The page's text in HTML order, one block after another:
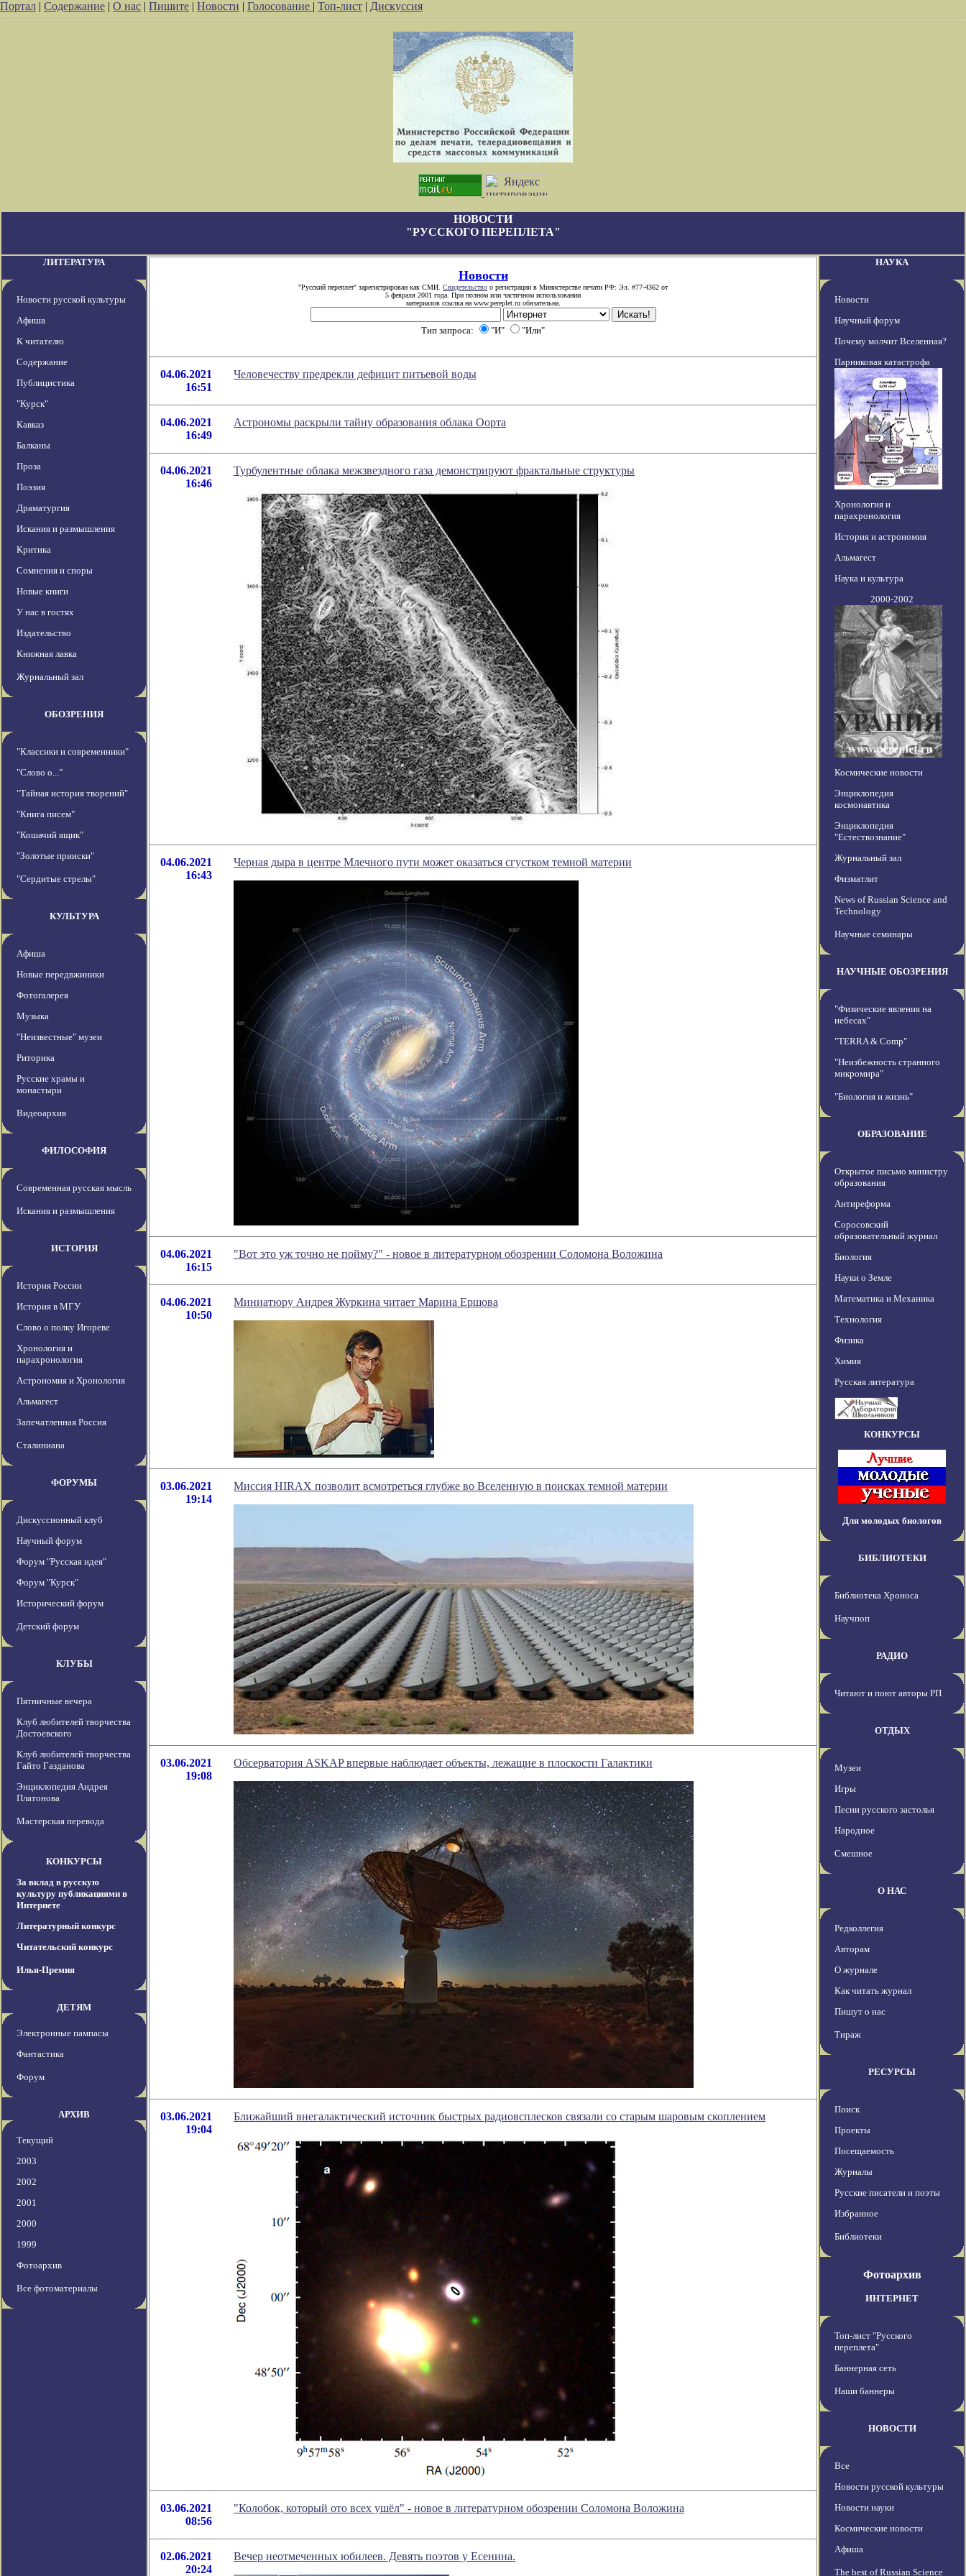
Портал | Содержание | О нас | Пишите | Новости | Голосование | Топ-лист | Дискуссия
НОВОСТИ
"РУССКОГО ПЕРЕПЛЕТА"
ЛИТЕРАТУРА
Новости русской культуры
Афиша
К читателю
Содержание
Публицистика
"Курск"
Кавказ
Балканы
Проза
Поэзия
Драматургия
Искания и размышления
Критика
Сомнения и споры
Новые книги
У нас в гостях
Издательство
Книжная лавка
Журнальный зал
ОБОЗРЕНИЯ
"Классики и современники"
"Слово о..."
"Тайная история творений"
"Книга писем"
"Кошачий ящик"
"Золотые прииски"
"Сердитые стрелы"
КУЛЬТУРА
Афиша
Новые передвжиники
Фотогалерея
Музыка
"Неизвестные" музеи
Риторика
Русские храмы и
монастыри
Видеоархив
ФИЛОСОФИЯ
Современная русская мысль
Искания и размышления
ИСТОРИЯ
История России
История в МГУ
Слово о полку Игореве
Хронология и
парахронология
Астрономия и Хронология
Альмагест
Запечатленная Россия
Сталиниана
ФОРУМЫ
Дискуссионный клуб
Научный форум
Форум "Русская идея"
Форум "Курск"
Исторический форум
Детский форум
КЛУБЫ
Пятничные вечера
Клуб любителей творчества
Достоевского
Клуб любителей творчества
Гайто Газданова
Энциклопедия Андрея
Платонова
Мастерская перевода
КОНКУРСЫ
За вклад в русскую
культуру публикациями в
Интернете
Литературный конкурс
Читательский конкурс
Илья-Премия
ДЕТЯМ
Электронные пампасы
Фантастика
Форум
АРХИВ
Текущий
2003
2002
2001
2000
1999
Фотоархив
Все фотоматериалы
Новости
"Русский переплет" зарегистрирован как СМИ. Свидетельство о регистрации в Министерстве печати РФ: Эл. #77-4362 от
5 февраля 2001 года. При полном или частичном использовании
материалов ссылка на www.pereplet.ru обязательна.
Тип запроса: "И" "Или"
04.06.2021
16:51
Человечеству предрекли дефицит питьевой воды
04.06.2021
16:49
Астрономы раскрыли тайну образования облака Оорта
04.06.2021
16:46
Турбулентные облака межзвездного газа демонстрируют фрактальные структуры
04.06.2021
16:43
Черная дыра в центре Млечного пути может оказаться сгустком темной материи
04.06.2021
16:15
"Вот это уж точно не пойму?" - новое в литературном обозрении Соломона Воложина
04.06.2021
10:50
Миниатюру Андрея Журкина читает Марина Ершова
03.06.2021
19:14
Миссия HIRAX позволит всмотреться глубже во Вселенную в поисках темной материи
03.06.2021
19:08
Обсерватория ASKAP впервые наблюдает объекты, лежащие в плоскости Галактики
03.06.2021
19:04
Ближайший внегалактический источник быстрых радиовсплесков связали со старым шаровым скоплением
03.06.2021
08:56
"Колобок, который ото всех ушёл" - новое в литературном обозрении Соломона Воложина
02.06.2021
20:24
Вечер неотмеченных юбилеев. Девять поэтов у Есенина.
НАУКА
Новости
Научный форум
Почему молчит Вселенная?
Парниковая катастрофа
Хронология и
парахронология
История и астрономия
Альмагест
Наука и культура
2000-2002
Космические новости
Энциклопедия
космонавтика
Энциклопедия
"Естествознание"
Журнальный зал
Физматлит
News of Russian Science and
Technology
Научные семинары
НАУЧНЫЕ ОБОЗРЕНИЯ
"Физические явления на
небесах"
"TERRA & Comp"
"Неизбежность странного
микромира"
"Биология и жизнь"
ОБРАЗОВАНИЕ
Открытое письмо министру
образования
Антиреформа
Соросовский
образовательный журнал
Биология
Науки о Земле
Математика и Механика
Технология
Физика
Химия
Русская литература
КОНКУРСЫ
Для молодых биологов
БИБЛИОТЕКИ
Библиотека Хроноса
Научпоп
РАДИО
Читают и поют авторы РП
ОТДЫХ
Музеи
Игры
Песни русского застолья
Народное
Смешное
О НАС
Редколлегия
Авторам
О журнале
Как читать журнал
Пишут о нас
Тираж
РЕСУРСЫ
Поиск
Проекты
Посещаемость
Журналы
Русские писатели и поэты
Избранное
Библиотеки
Фотоархив
ИНТЕРНЕТ
Топ-лист "Русского
переплета"
Баннерная сеть
Наши баннеры
НОВОСТИ
Все
Новости русской культуры
Новости науки
Космические новости
Афиша
The best of Russian Science